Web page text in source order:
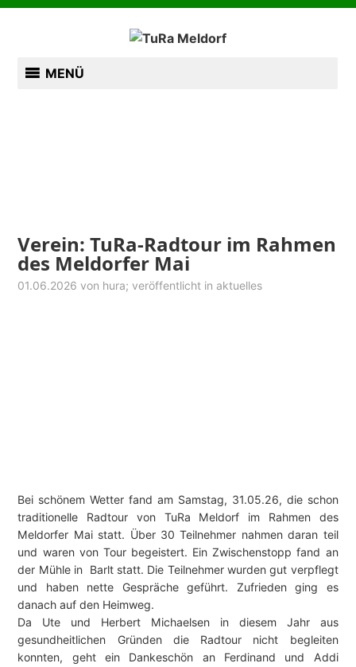
Zum
MENÜ
Verein: TuRa-Radtour im Rahmen
des Meldorfer Mai
01.06.2026 von hura; veröffentlicht in aktuelles
Bei schönem Wetter fand am Samstag, 31.05.26, die schon
traditionelle Radtour von TuRa Meldorf im Rahmen des
Meldorfer Mai statt. Über 30 Teilnehmer nahmen daran teil
und waren von Tour begeistert. Ein Zwischenstopp fand an
der Mühle in Barlt statt. Die Teilnehmer wurden gut verpflegt
und haben nette Gespräche geführt. Zufrieden ging es
danach auf den Heimweg.
Da Ute und Herbert Michaelsen in diesem Jahr aus
gesundheitlichen Gründen die Radtour nicht begleiten
konnten, geht ein Dankeschön an Ferdinand und Addi